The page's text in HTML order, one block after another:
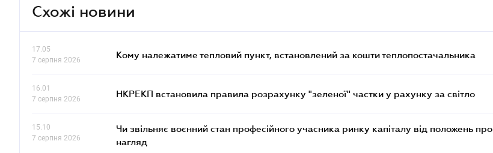
Схожі новини
17.05
7 серпня 2026
Кому належатиме тепловий пункт, встановлений за кошти теплопостачальника
16.01
7 серпня 2026
НКРЕКП встановила правила розрахунку "зеленої" частки у рахунку за світло
15.10
7 серпня 2026
Чи звільняє воєнний стан професійного учасника ринку капіталу від положень про
нагляд